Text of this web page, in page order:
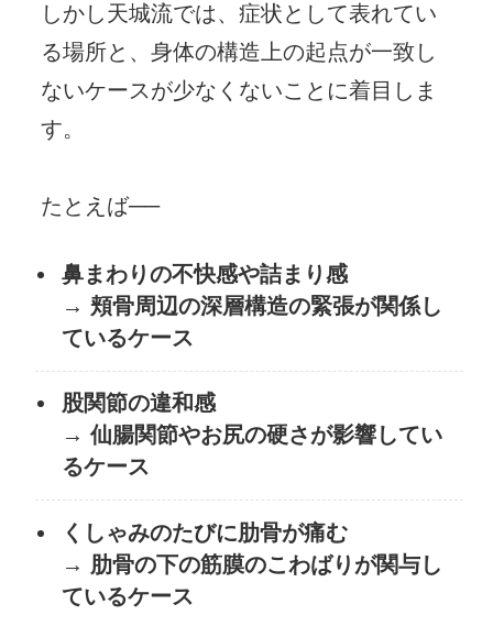
しかし天城流では、症状として表れてい
る場所と、 身体の構造上の起点が一致し
ないケースが少なくないことに着目しま
す。
たとえば──
鼻まわりの不快感や詰まり感
→ 頬骨周辺の深層構造の緊張が関係し
ているケース
股関節の違和感
→ 仙腸関節やお尻の硬さが影響してい
るケース
くしゃみのたびに肋骨が痛む
→ 肋骨の下の筋膜のこわばりが関与し
ているケース